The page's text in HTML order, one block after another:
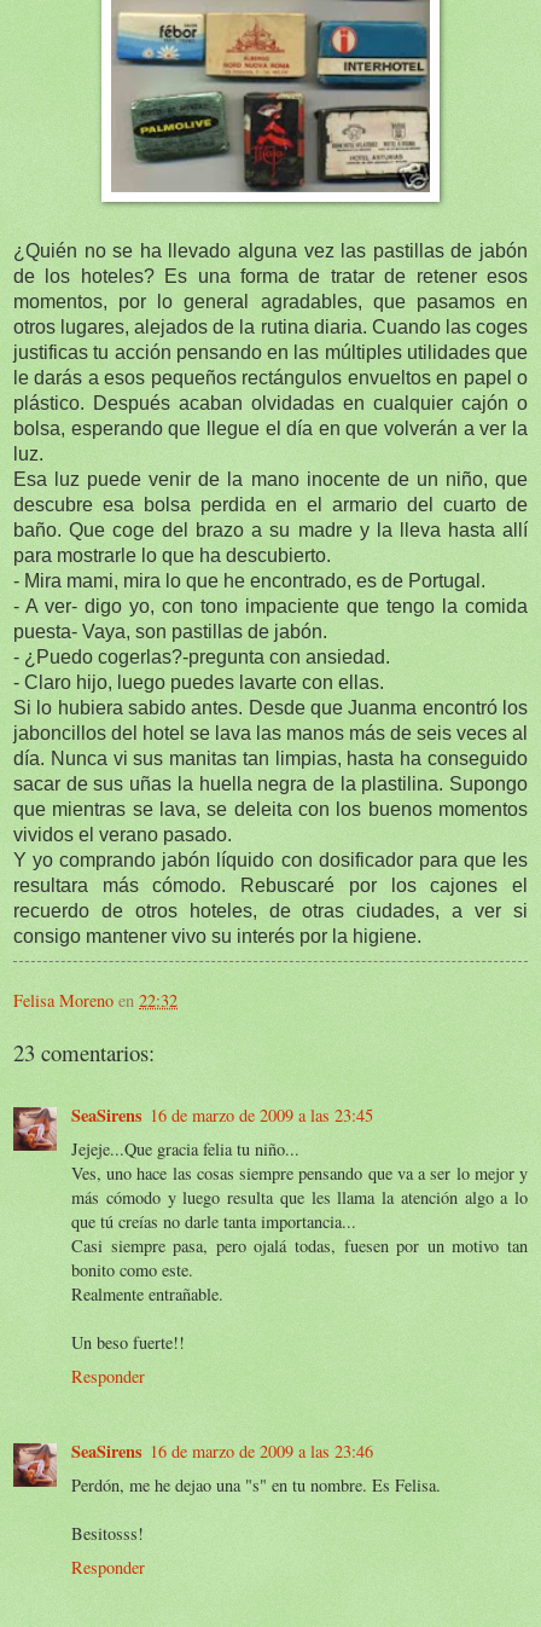
¿Quién no se ha llevado alguna vez las pastillas de jabón
de los hoteles? Es una forma de tratar de retener esos
momentos, por lo general agradables, que pasamos en
otros lugares, alejados de la rutina diaria. Cuando las coges
justificas tu acción pensando en las múltiples utilidades que
le darás a esos pequeños rectángulos envueltos en papel o
plástico. Después acaban olvidadas en cualquier cajón o
bolsa, esperando que llegue el día en que volverán a ver la
luz.
Esa luz puede venir de la mano inocente de un niño, que
descubre esa bolsa perdida en el armario del cuarto de
baño. Que coge del brazo a su madre y la lleva hasta allí
para mostrarle lo que ha descubierto.
- Mira mami, mira lo que he encontrado, es de Portugal.
- A ver- digo yo, con tono impaciente que tengo la comida
puesta- Vaya, son pastillas de jabón.
- ¿Puedo cogerlas?-pregunta con ansiedad.
- Claro hijo, luego puedes lavarte con ellas.
Si lo hubiera sabido antes. Desde que Juanma encontró los
jaboncillos del hotel se lava las manos más de seis veces al
día. Nunca vi sus manitas tan limpias, hasta ha conseguido
sacar de sus uñas la huella negra de la plastilina. Supongo
que mientras se lava, se deleita con los buenos momentos
vividos el verano pasado.
Y yo comprando jabón líquido con dosificador para que les
resultara más cómodo. Rebuscaré por los cajones el
recuerdo de otros hoteles, de otras ciudades, a ver si
consigo mantener vivo su interés por la higiene.
Felisa Moreno en 22:32
23 comentarios:
SeaSirens 16 de marzo de 2009 a las 23:45
Jejeje...Que gracia felia tu niño...
Ves, uno hace las cosas siempre pensando que va a ser lo mejor y
más cómodo y luego resulta que les llama la atención algo a lo
que tú creías no darle tanta importancia...
Casi siempre pasa, pero ojalá todas, fuesen por un motivo tan
bonito como este.
Realmente entrañable.
Un beso fuerte!!
Responder
SeaSirens 16 de marzo de 2009 a las 23:46
Perdón, me he dejao una "s" en tu nombre. Es Felisa.
Besitosss!
Responder